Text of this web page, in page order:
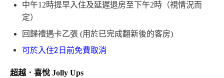
中午12時提早入住及延遲退房至下午2時（視情況而
定）
回歸禮遇卡乙張 (用於已完成翻新後的客房)
可於入住2日前免費取消
超越．喜悅 Jolly Ups